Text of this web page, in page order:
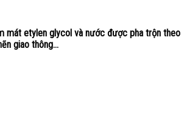
mát etylen glycol và nước được pha trộn
giao thông...